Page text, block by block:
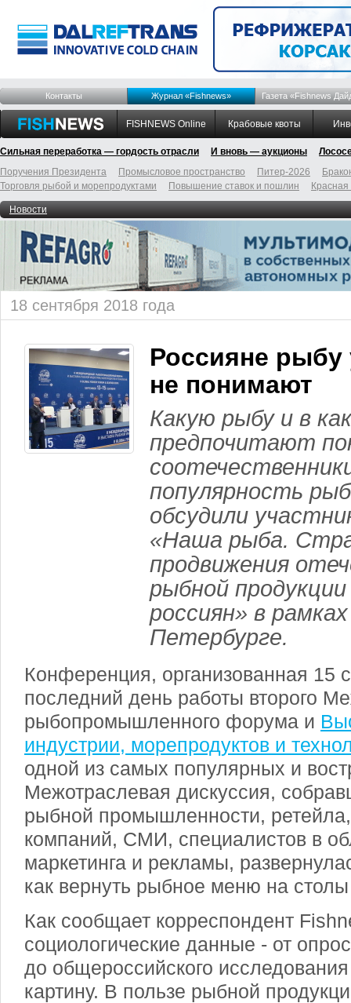
Контакты Журнал «Fishnews» Газета «Fishnews
FISHNEWS Online Крабовые квоты
Сильная переработка — гордость отрасли И вновь — аукционы
Поручения Президента
Промысловое пространство Питер-2026
Торговля рыбой и морепродуктами
Повышение ставок и пошлин
Новости
18 сентября 2018 года
Россияне рыбу
не понимают
Какую рыбу и в
предпочитают
популярность
обсудили
«Наша рыба.
продвижения
рыбной
россиян» в
Петербурге.
Конференция, организованная 15
последний день работы второго
рыбопромышленного форума и
индустрии, морепродуктов и
одной из самых популярных и
Межотраслевая дискуссия,
рыбной промышленности, ретейла,
компаний, СМИ, специалистов в
маркетинга и рекламы,
как вернуть рыбное меню на
Как сообщает корреспондент
социологические данные - от
до общероссийского
картину. В пользе рыбной